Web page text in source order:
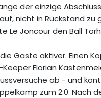
der einzige
nicht in Rückstand zu
Le Joncour den Ball
Gäste aktiver. Einen
Florian
ab - und
zum 2:0. Nach